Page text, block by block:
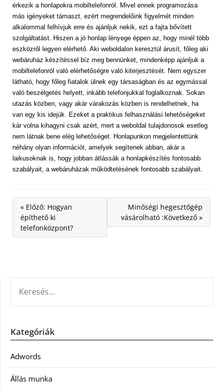
érkezik a honlapokra mobiltelefonról. Mivel ennek programozása
más igényeket támaszt, ezért megrendelőink figyelmét minden
alkalommal felhívjuk erre és ajánljuk nekik, ezt a fajta bővített
szolgáltatást. Hiszen a jó honlap lényege éppen az, hogy minél több
eszközről legyen elérhető. Aki weboldalon keresztül árusít, főleg aki
webáruház készítéssel bíz meg bennünket, mindenképp ajánljuk a
mobiltelefonról való elérhetőségre való kiterjesztését. Nem egyszer
látható, hogy főleg fiatalok ülnek egy társaságban és az egymással
való beszélgetés helyett, inkább telefonjukkal foglalkoznak. Sokan
utazás közben, vagy akár várakozás közben is rendelhetnek, ha
van egy kis idejük. Ezeket a praktikus felhasználási lehetőségeket
kár volna kihagyni csak azért, mert a weboldal tulajdonosok esetleg
nem látnak bene elég lehetőséget. Honlapunkon megjelentettünk
néhány olyan információt, amelyek segítenek abban, akár a
laikusoknak is, hogy jobban átlássák a honlapkészítés fontosabb
szabályait, a webáruházak működtetésének fontosabb szabályait.
« Előző: Hogyan
építhető ki
telefonközpont?
Minőségi hegesztőgép
vásárolható :Következő »
Kategóriák
Adwords
Állás munka